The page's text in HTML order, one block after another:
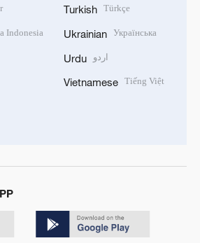
Indonesia
Turkish Türkçe
Ukrainian Українська
Urdu اردو
Vietnamese Tiếng Việt